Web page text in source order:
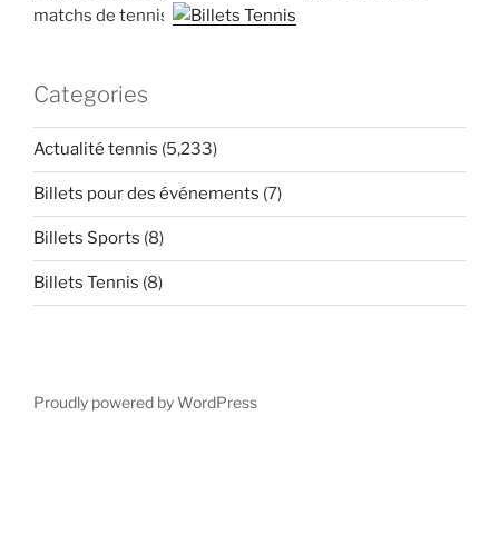
matchs de tennis
Categories
Actualité tennis (5,233)
Billets pour des événements (7)
Billets Sports (8)
Billets Tennis (8)
Proudly powered by WordPress